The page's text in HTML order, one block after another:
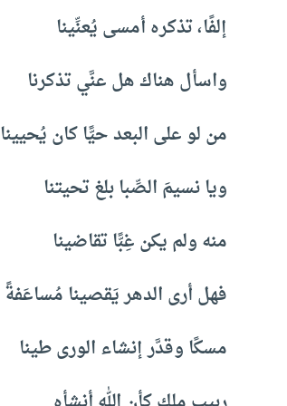
إلفًا، تذكره أمسى يُعنِّينا
واسأل هناك هل عنَّي تذكرنا
من لو على البعد حيًّا كان يُحيينا
ويا نسيمَ الصِّبا بلغ تحيتنا
منه ولم يكن غِبًّا تقاضينا
فهل أرى الدهر يَقصينا مُساعَفةً
مسكًا وقدَّر إنشاء الورى طينا